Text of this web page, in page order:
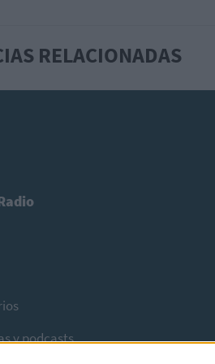
RELACIONADAS
y podcasts